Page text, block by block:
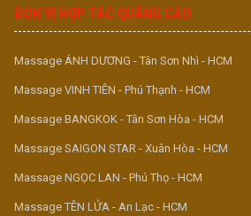
ĐƠN VỊ HỢP TÁC QUẢNG CÁO
Massage ÁNH DƯƠNG - Tân Sơn Nhì - HCM
Massage VINH TIÊN - Phú Thạnh - HCM
Massage BANGKOK - Tân Sơn Hòa - HCM
Massage SAIGON STAR - Xuân Hòa - HCM
Massage NGỌC LAN - Phú Thọ - HCM
Massage TÊN LỬA - An Lạc - HCM